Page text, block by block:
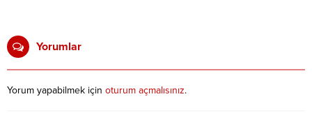
Yorumlar
Yorum yapabilmek için oturum açmalısınız.